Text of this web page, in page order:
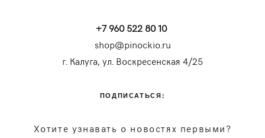
+7 960 522 80 10
shop@pinockio.ru
г. Калуга, ул. Воскресенская 4/25
ПОДПИСАТЬСЯ:
Хотите узнавать о новостях первыми?